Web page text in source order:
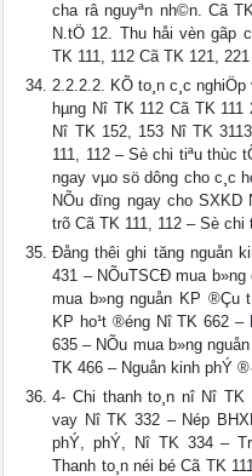
ch­a râ nguyªn nh©n. Cã
N.tÖ 12. Thu håi vèn gãp
TK 111, 112 Cã TK 121, 221
2.2.2.2. KÕ to¸n c¸c
hµng Nî TK 112 Cã TK
Nî TK 152, 153 Nî TK
111, 112 – Sè chi tiªu
ngay vµo sö dông cho c¸c
NÕu dïng ngay cho
trõ Cã TK 111, 112 – Sè chi
Đång thêi ghi tăng nguån
431 – NÕuTSCĐ mua
mua b»ng nguån KP ®Çu
KP ho¹t ®éng Nî TK 662 –
635 – NÕu mua b»ng
TK 466 – Nguån kinh phÝ
4- Chi thanh to¸n nî Nî
vay Nî TK 332 – Nép
phÝ, phÝ, Nî TK 334 –
Thanh to¸n néi bé Cã TK